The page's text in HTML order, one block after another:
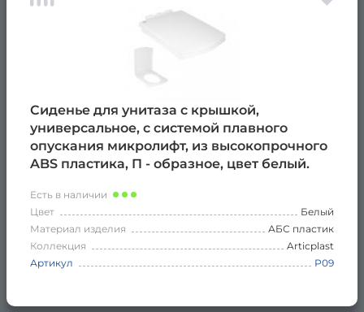
Сиденье для унитаза с крышкой,
универсальное, с системой плавного
опускания микролифт, из высокопрочного
ABS пластика, П - образное, цвет белый.
Есть в наличии
Цвет
Белый
Материал изделия
АБС пластик
Коллекция
Articplast
Артикул
Р09